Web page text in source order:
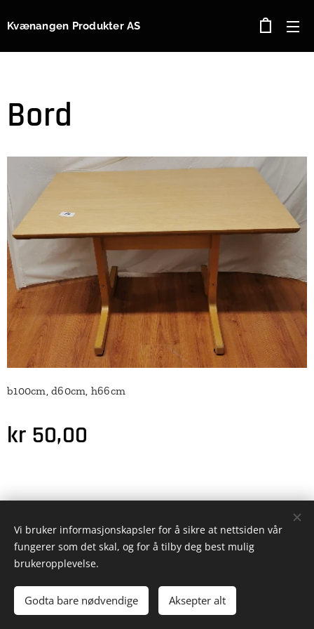
Kvænangen Produkter AS
Bord
b100cm, d60cm, h66cm
kr 50,00
Legg til i handlekurven
© 2025 Alle rettigheter forbeholdt
Informasjonskapsler
Vi bruker informasjonskapsler for å sikre at nettsiden vår
fungerer som det skal, og for å tilby deg best mulig
brukeropplevelse.
Godta bare nødvendige Aksepter alt